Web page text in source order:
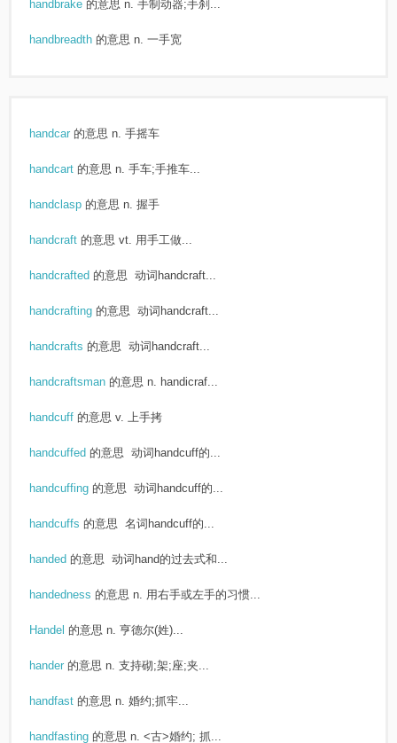
handbrake 的意思 n. 手制动器;手刹...
handbreadth 的意思 n. 一手宽
handcar 的意思 n. 手摇车
handcart 的意思 n. 手车;手推车...
handclasp 的意思 n. 握手
handcraft 的意思 vt. 用手工做...
handcrafted 的意思 动词handcraft...
handcrafting 的意思 动词handcraft...
handcrafts 的意思 动词handcraft...
handcraftsman 的意思 n. handicraf...
handcuff 的意思 v. 上手拷
handcuffed 的意思 动词handcuff的...
handcuffing 的意思 动词handcuff的...
handcuffs 的意思 名词handcuff的...
handed 的意思 动词hand的过去式和...
handedness 的意思 n. 用右手或左手的习惯...
Handel 的意思 n. 亨德尔(姓)...
hander 的意思 n. 支持砌;架;座;夹...
handfast 的意思 n. 婚约;抓牢...
handfasting 的意思 n. <古>婚约; 抓...